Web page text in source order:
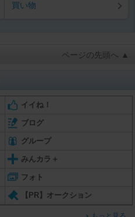
買い物
ページの先頭へ ▲
イイね！
ブログ
グループ
みんカラ＋
フォト
【PR】オークション